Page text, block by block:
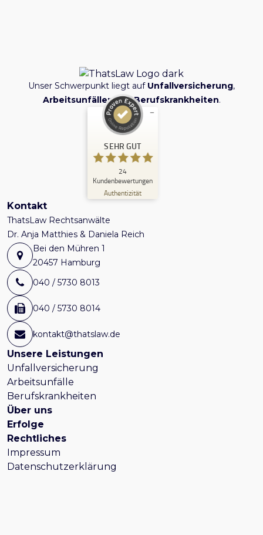
Unser Schwerpunkt liegt auf Unfallversicherung,
ArbeitsunfällenundBerufskrankheiten.
SEHR GUT
24
Kundenbewertungen
Authentizität
Kundenbewertungen und Erfahrungen zu
ThatsLaw
SEHR GUT
Bewertungen von
1
anderen Quelle
Blick aufs ProvenExpert-Profil werfen
Kontakt
ThatsLaw Rechtsanwälte
Dr. Anja Matthies & Daniela Reich
Bei den Mühren 1
20457 Hamburg
040 / 5730 8013
040 / 5730 8014
kontakt@thatslaw.de
Unsere Leistungen
Unfallversicherung
Arbeitsunfälle
Berufskrankheiten
Über uns
Erfolge
Rechtliches
Impressum
Datenschutzerklärung